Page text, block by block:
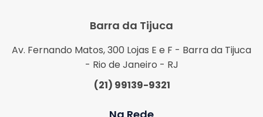
Barra da Tijuca
Av. Fernando Matos, 300 Lojas E e F - Barra da Tijuca
- Rio de Janeiro - RJ
(21) 99139-9321